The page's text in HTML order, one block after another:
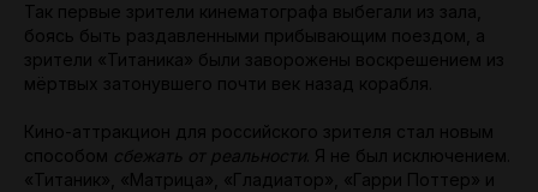
Так первые зрители кинематографа выбегали из зала,
боясь быть раздавленными прибывающим поездом, а
зрители «Титаника» были заворожены воскрешением из
мёртвых затонувшего почти век назад корабля.
Кино-аттракцион для российского зрителя стал новым
способом сбежать от реальности . Я не был исключением.
«Титаник», «Матрица», «Гладиатор», «Гарри Поттер» и